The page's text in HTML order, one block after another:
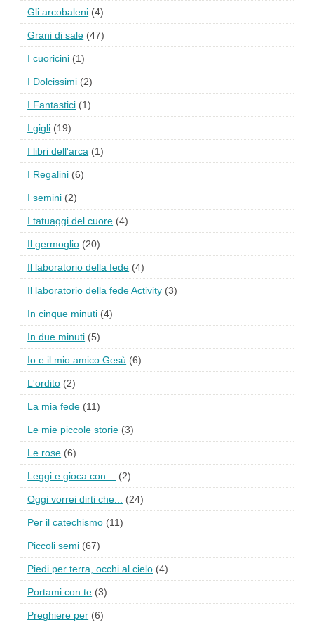
Gli arcobaleni (4)
Grani di sale (47)
I cuoricini (1)
I Dolcissimi (2)
I Fantastici (1)
I gigli (19)
I libri dell'arca (1)
I Regalini (6)
I semini (2)
I tatuaggi del cuore (4)
Il germoglio (20)
Il laboratorio della fede (4)
Il laboratorio della fede Activity (3)
In cinque minuti (4)
In due minuti (5)
Io e il mio amico Gesù (6)
L'ordito (2)
La mia fede (11)
Le mie piccole storie (3)
Le rose (6)
Leggi e gioca con… (2)
Oggi vorrei dirti che... (24)
Per il catechismo (11)
Piccoli semi (67)
Piedi per terra, occhi al cielo (4)
Portami con te (3)
Preghiere per (6)